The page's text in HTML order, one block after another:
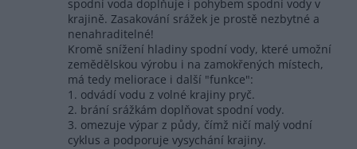
spodní voda doplňuje i pohybem spodní vody v
krajině. Zasakování srážek je prostě nezbytné a
nenahraditelné!
Kromě snížení hladiny spodní vody, které umožní
zemědělskou výrobu i na zamokřených místech,
má tedy meliorace i další "funkce":
1. odvádí vodu z volné krajiny pryč.
2. brání srážkám doplňovat spodní vody.
3. omezuje výpar z půdy, čímž ničí malý vodní
cyklus a podporuje vysychání krajiny.